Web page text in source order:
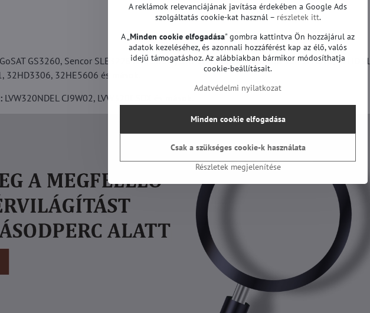
GS3260, Sencor SLE3228TCS, Strong SRT32HB3003, Thomson TCL 32A610,
32HE5606 és mások.
LVW320NDEL CJ9W02, LVW320CSDX és mások.
A reklámok relevanciájának javítása érdekében a Google Ads
szolgáltatás cookie-kat használ – részletek itt.
A „ Minden cookie elfogadása" gombra kattintva Ön hozzájárul az
adatok kezeléséhez, és azonnali hozzáférést kap az élő, valós
idejű támogatáshoz. Az alábbiakban bármikor módosíthatja
cookie-beállításait.
Adatvédelmi nyilatkozat
Részletek megjelenítése
Minden cookie elfogadása
Csak a szükséges cookie-k használata